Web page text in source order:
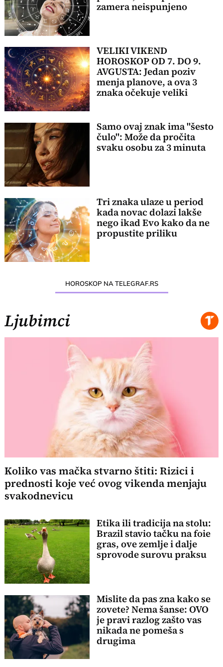
zamera neispunjeno
VELIKI VIKEND
HOROSKOP OD 7. DO 9.
AVGUSTA: Jedan poziv
menja planove, a ova 3
znaka očekuje veliki
Samo ovaj znak ima "šesto
čulo": Može da pročita
svaku osobu za 3 minuta
Tri znaka ulaze u period
kada novac dolazi lakše
nego ikad Evo kako da ne
propustite priliku
HOROSKOP NA TELEGRAF.RS
Ljubimci
Koliko vas mačka stvarno štiti: Rizici i
prednosti koje već ovog vikenda menjaju
svakodnevicu
Etika ili tradicija na stolu:
Brazil stavio tačku na foie
gras, ove zemlje i dalje
sprovode surovu praksu
Mislite da pas zna kako se
zovete? Nema šanse: OVO
je pravi razlog zašto vas
nikada ne pomeša s
drugima